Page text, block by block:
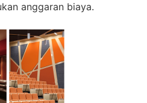
anggaran biaya.